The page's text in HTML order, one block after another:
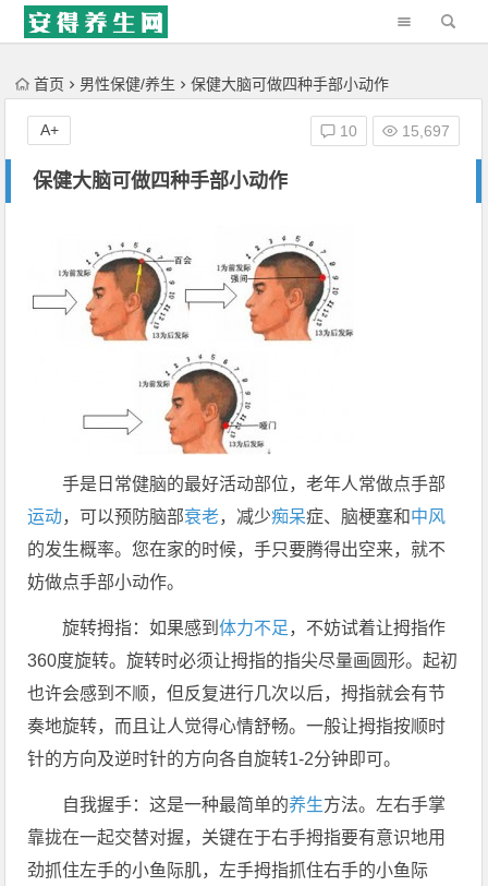
'); })();
首页 男性保健/养生 保健大脑可做四种手部小动作
保健大脑可做四种手部小动作
10 15,697
A+
手是日常健脑的最好活动部位，老年人常做点手部
运动，可以预防脑部衰老，减少痴呆症、脑梗塞和中风
的发生概率。您在家的时候，手只要腾得出空来，就不
妨做点手部小动作。
旋转拇指：如果感到体力不足 ，不妨试着让拇指作
360度旋转。旋转时必须让拇指的指尖尽量画圆形。起初
也许会感到不顺，但反复进行几次以后，拇指就会有节
奏地旋转，而且让人觉得心情舒畅。一般让拇指按顺时
针的方向及逆时针的方向各自旋转1-2分钟即可。
自我握手：这是一种最简单的养生方法。左右手掌
靠拢在一起交替对握，关键在于右手拇指要有意识地用
劲抓住左手的小鱼际肌，左手拇指抓住右手的小鱼际